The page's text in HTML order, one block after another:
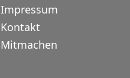
Impressum
Kontakt
Mitmachen